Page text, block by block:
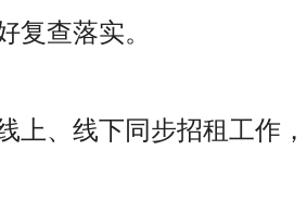
复查落实。
上、线下同步招租工作，